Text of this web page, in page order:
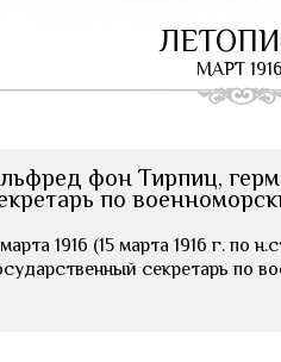
МАРТ 1916
фон Тирпиц,
по
1916 (15 марта 1916 г. по
секретарь по